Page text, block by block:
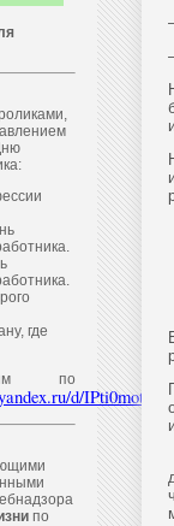
где
по
d/
по